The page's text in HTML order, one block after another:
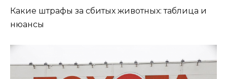
Какие штрафы за сбитых животных: таблица и
нюансы